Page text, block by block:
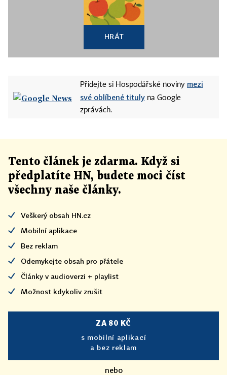
HRÁT
Přidejte si Hospodářské noviny mezi
své oblíbené tituly na Google
zprávách.
Tento článek je zdarma. Když si
předplatíte HN, budete moci číst
všechny naše články.
Veškerý obsah HN.cz
Mobilní aplikace
Bez reklam
Odemykejte obsah pro přátele
Články v audioverzi + playlist
Možnost kdykoliv zrušit
ZA 80 KČ
s mobilní aplikací
a bez reklam
nebo